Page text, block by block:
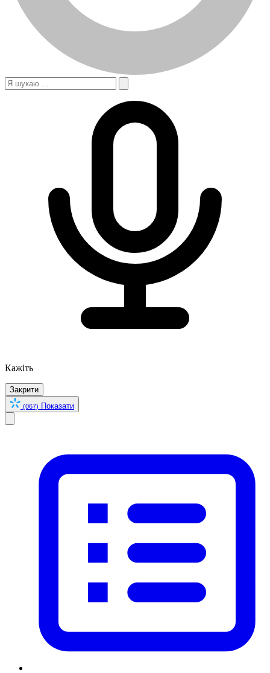
Кажіть
Закрити
(067) Показати